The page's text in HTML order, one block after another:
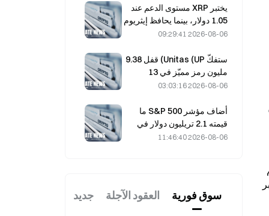
واستثمارات الذكاء الاصطناعي
تقود المكاسب
يختبر XRP مستوى الدعم عند
1.05 دولار، بينما يحافظ إيثريوم
على مستوى 1,908 دولارات
2026-08-06 09:29:41
ستفكّ Unitas (UP) قفل 9.38
مليون رمز مميّز في 13
2026-08-06 03:03:16
أضاف مؤشر S&P 500 ما
قيمته 2.1 تريليون دولار في
أغسطس، مرتفعًا بنسبة
2026-08-06 11:46:40
سوق فوریة العقود الآجلة جديد